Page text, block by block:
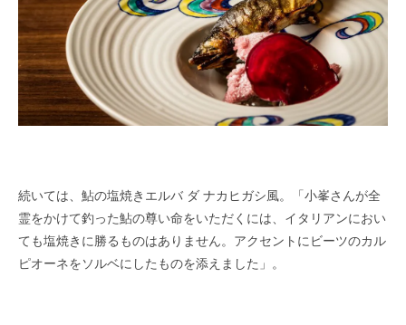
続いては、鮎の塩焼きエルバ ダ ナカヒガシ風。「小峯さんが全
霊をかけて釣った鮎の尊い命をいただくには、イタリアンにおい
ても塩焼きに勝るものはありません。アクセントにビーツのカル
ピオーネをソルベにしたものを添えました」。